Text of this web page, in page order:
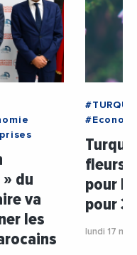
du
va
les
fleurs
pour
pour
lundi 17 mai